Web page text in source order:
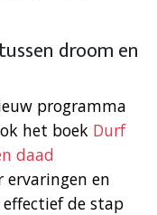
droom en
programma
het boek Durf
daad
ervaringen en
de stap